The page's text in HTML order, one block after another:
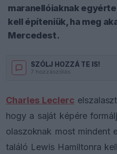
maranellóiaknak
kell építeniük, ha meg
Mercedest.
SZÓLJ HOZZÁ TE IS!
7 hozzászólás.
Charles Leclerc
hogy a saját képére
olaszoknak most mindent
találó Lewis Hamiltonra